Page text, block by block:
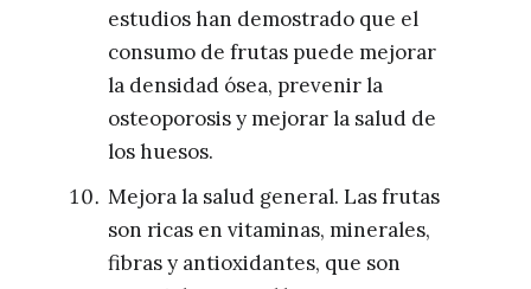
estudios han demostrado que el
consumo de frutas puede mejorar
la densidad ósea, prevenir la
osteoporosis y mejorar la salud de
los huesos.
Mejora la salud general. Las frutas
son ricas en vitaminas, minerales,
fibras y antioxidantes, que son